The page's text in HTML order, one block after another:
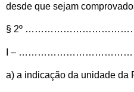
desde que sejam
§ 2º
I –
a) a indicação da unidade da